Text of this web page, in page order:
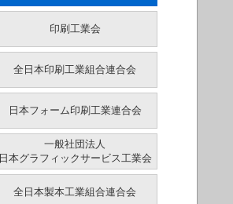
印刷工業会
全日本印刷工業組合連合会
日本フォーム印刷工業連合会
一般社団法人
日本グラフィックサービス工業会
全日本製本工業組合連合会